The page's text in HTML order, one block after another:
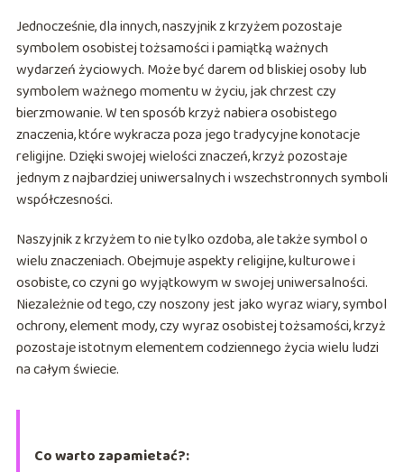
Jednocześnie, dla innych, naszyjnik z krzyżem pozostaje
symbolem osobistej tożsamości i pamiątką ważnych
wydarzeń życiowych. Może być darem od bliskiej osoby lub
symbolem ważnego momentu w życiu, jak chrzest czy
bierzmowanie. W ten sposób krzyż nabiera osobistego
znaczenia, które wykracza poza jego tradycyjne konotacje
religijne. Dzięki swojej wielości znaczeń, krzyż pozostaje
jednym z najbardziej uniwersalnych i wszechstronnych symboli
współczesności.
Naszyjnik z krzyżem to nie tylko ozdoba, ale także symbol o
wielu znaczeniach. Obejmuje aspekty religijne, kulturowe i
osobiste, co czyni go wyjątkowym w swojej uniwersalności.
Niezależnie od tego, czy noszony jest jako wyraz wiary, symbol
ochrony, element mody, czy wyraz osobistej tożsamości, krzyż
pozostaje istotnym elementem codziennego życia wielu ludzi
na całym świecie.
Co warto zapamietać?: